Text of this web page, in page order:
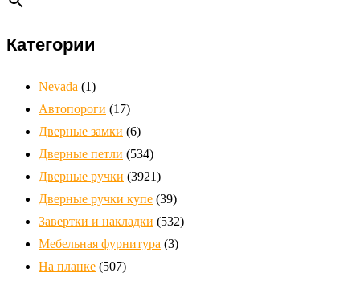
Категории
Nevada (1)
Автопороги (17)
Дверные замки (6)
Дверные петли (534)
Дверные ручки (3921)
Дверные ручки купе (39)
Завертки и накладки (532)
Мебельная фурнитура (3)
На планке (507)